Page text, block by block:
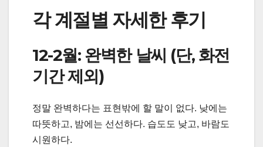
각 계절별 자세한 후기
12-2월: 완벽한 날씨 (단, 화전
기간 제외)
정말 완벽하다는 표현밖에 할 말이 없다. 낮에는
따뜻하고, 밤에는 선선하다. 습도도 낮고, 바람도
시원하다.